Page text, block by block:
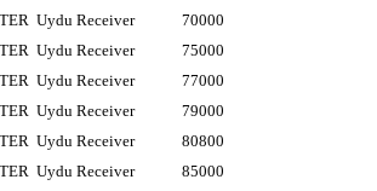
Uydu Receiver
70000
Uydu Receiver
75000
Uydu Receiver
77000
Uydu Receiver
79000
Uydu Receiver
80800
Uydu Receiver
85000